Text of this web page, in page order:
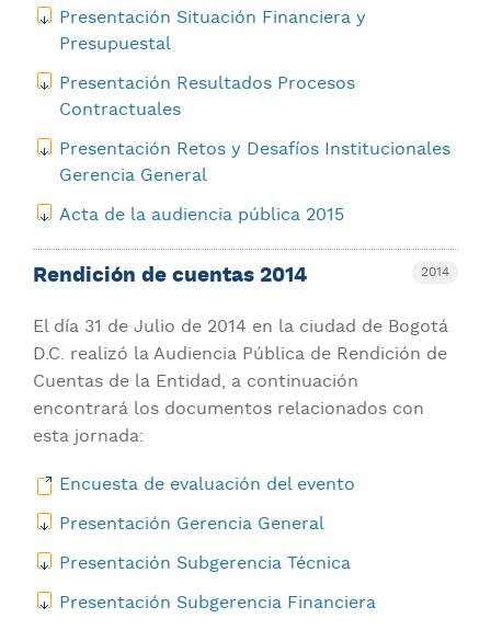
Presentación Situación Financiera y
Presupuestal
Presentación Resultados Procesos
Contractuales
Presentación Retos y Desafíos Institucionales
Gerencia General
Acta de la audiencia pública 2015
2014
Rendición de cuentas 2014
El día 31 de Julio de 2014 en la ciudad de Bogotá
D.C. realizó la Audiencia Pública de Rendición de
Cuentas de la Entidad, a continuación
encontrará los documentos relacionados con
esta jornada:
Encuesta de evaluación del evento
Presentación Gerencia General
Presentación Subgerencia Técnica
Presentación Subgerencia Financiera